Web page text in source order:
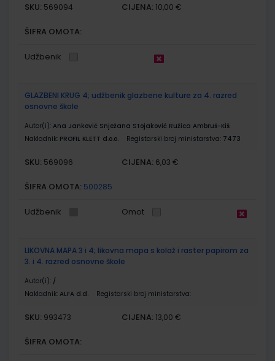
SKU: 569094 CIJENA: 10,00 €
ŠIFRA OMOTA:
Udžbenik
GLAZBENI KRUG 4; udžbenik glazbene kulture za 4. razred
osnovne škole
Autor(i): Ana Janković Snježana Stojaković Ružica Ambruš-Kiš
Nakladnik: PROFIL KLETT d.o.o. Registarski broj ministarstva: 7473
SKU: 569096 CIJENA: 6,03 €
ŠIFRA OMOTA: 500285
Udžbenik Omot
LIKOVNA MAPA 3 i 4; likovna mapa s kolaž i raster papirom za
3. i 4. razred osnovne škole
Autor(i): /
Nakladnik: ALFA d.d. Registarski broj ministarstva:
SKU: 993473 CIJENA: 13,00 €
ŠIFRA OMOTA: